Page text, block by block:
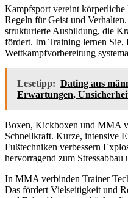
Kampfsport vereint
Regeln für Geist und
strukturierte Ausbildung, die
fördert. Im Training lernen Sie,
Wettkampfvorbereitung
Lesetipp: Dating aus
Erwartungen,
Boxen, Kickboxen und MMA
Schnellkraft. Kurze, intensive
Fußtechniken verbessern
hervorragend zum
In MMA verbinden Trainer
Das fördert Vielseitigkeit und